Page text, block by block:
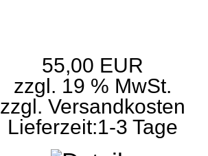
55,00 EUR
zzgl. 19 % MwSt.
zzgl.Versandkosten
Lieferzeit:1-3 Tage